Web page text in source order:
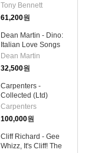
Tony Bennett
61,200원
Dean Martin - Dino:
Italian Love Songs
(LP)
Dean Martin
32,500원
Carpenters -
Collected (Ltd)
(Gatefold)(180g)
(Transparent Vinyl)
(2LP)
Carpenters
100,000원
Cliff Richard - Gee
Whizz, It's Cliff! The